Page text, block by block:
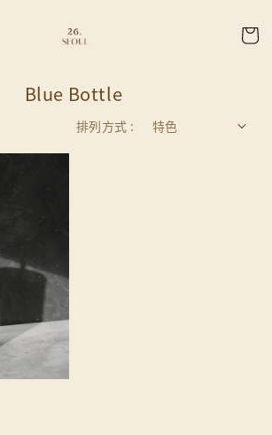
Blue Bottle
排列方式 :